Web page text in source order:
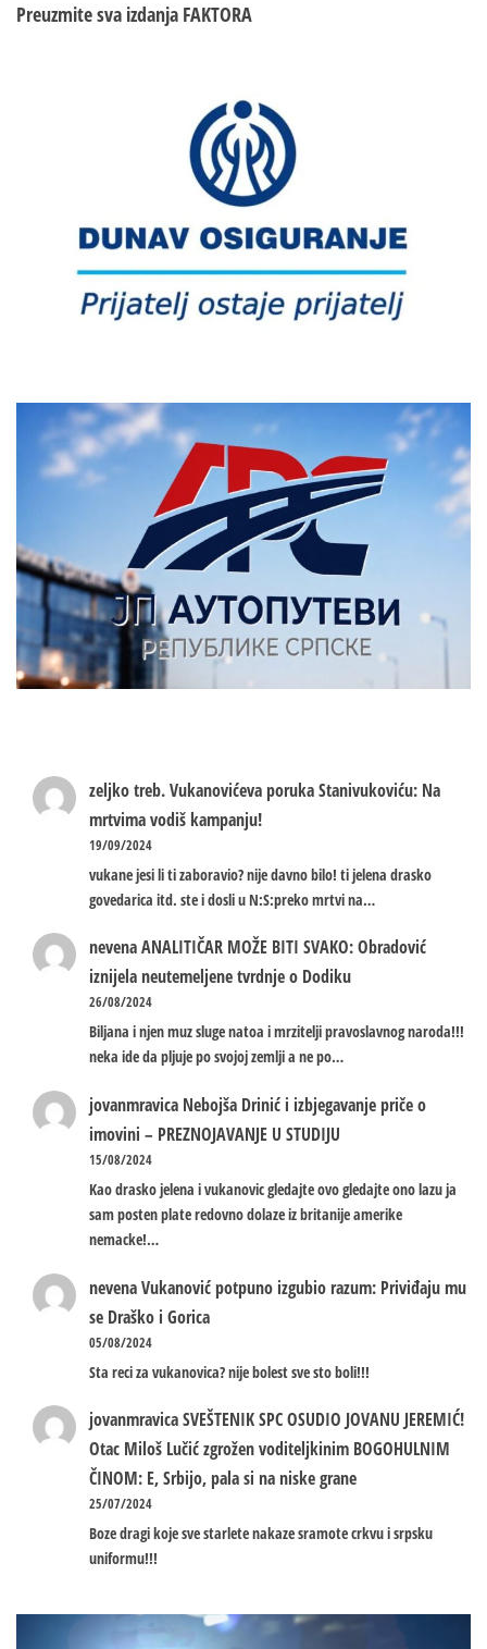
Preuzmite sva izdanja FAKTORA
zeljko treb.Vukanovićeva poruka Stanivukoviću: Na
mrtvima vodiš kampanju!
19/09/2024
vukane jesi li ti zaboravio? nije davno bilo! ti jelena drasko
govedarica itd. ste i dosli u N:S:preko mrtvi na…
nevenaANALITIČAR MOŽE BITI SVAKO: Obradović
iznijela neutemeljene tvrdnje o Dodiku
26/08/2024
Biljana i njen muz sluge natoa i mrzitelji pravoslavnog naroda!!!
neka ide da pljuje po svojoj zemlji a ne po…
jovanmravica Nebojša Drinić i izbjegavanje priče o
imovini – PREZNOJAVANJE U STUDIJU
15/08/2024
Kao drasko jelena i vukanovic gledajte ovo gledajte ono lazu ja
sam posten plate redovno dolaze iz britanije amerike
nemacke!…
nevenaVukanović potpuno izgubio razum: Priviđaju mu
se Draško i Gorica
05/08/2024
Sta reci za vukanovica? nije bolest sve sto boli!!!
jovanmravicaSVEŠTENIK SPC OSUDIO JOVANU JEREMIĆ!
Otac Miloš Lučić zgrožen voditeljkinim BOGOHULNIM
ČINOM: E, Srbijo, pala si na niske grane
25/07/2024
Boze dragi koje sve starlete nakaze sramote crkvu i srpsku
uniformu!!!